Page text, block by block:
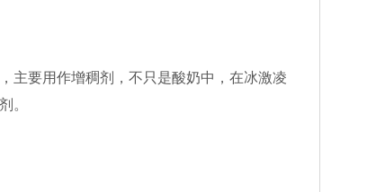
主要用作增稠剂，不只是酸奶中，在冰激凌
。